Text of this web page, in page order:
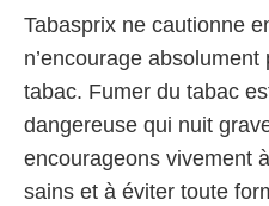
Tabasprix ne cautionne
n’encourage
tabac. Fumer du tabac
dangereuse qui nuit
encourageons vivement
sains et à éviter toute